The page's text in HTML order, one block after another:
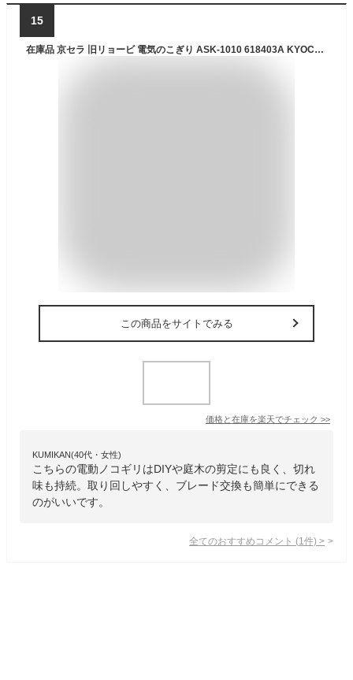
15
在庫品 京セラ 旧リョービ 電気のこぎり ASK-1010 618403A KYOCERA リョービ RYOBI のこぎり 電動 電動のこぎり ノコギリ 電気鋸 電動鋸 レシプロソー セーバーソー 木工 樹脂 切断 鉄板 庭木剪定 剪定 切る 万能ノコギリ
この商品をサイトでみる
価格と在庫を楽天でチェック >>
KUMIKAN(40代・女性)
こちらの電動ノコギリはDIYや庭木の剪定にも良く、切れ
味も持続。取り回しやすく、ブレード交換も簡単にできる
のがいいです。
全てのおすすめコメント (1 件) >